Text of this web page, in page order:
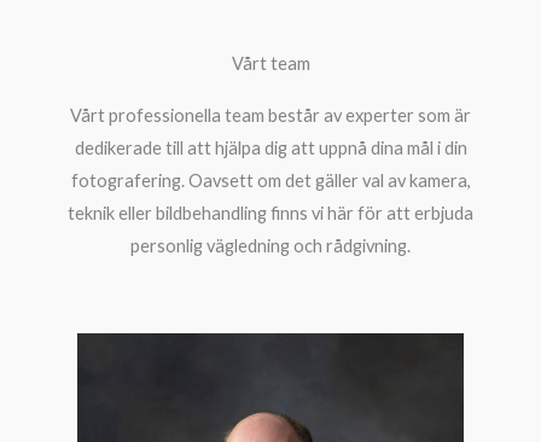
Vårt team
Vårt professionella team består av experter som är
dedikerade till att hjälpa dig att uppnå dina mål i din
fotografering. Oavsett om det gäller val av kamera,
teknik eller bildbehandling finns vi här för att erbjuda
personlig vägledning och rådgivning.